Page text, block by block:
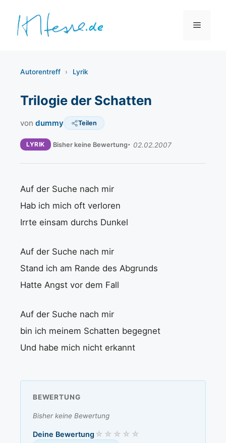
Inhalt
springen
Menü
Autorentreff › Lyrik
Trilogie der Schatten
von dummy Teilen
LYRIK Bisher keine Bewertung 02.02.2007
Auf der Suche nach mir
Hab ich mich oft verloren
Irrte einsam durchs Dunkel
Auf der Suche nach mir
Stand ich am Rande des Abgrunds
Hatte Angst vor dem Fall
Auf der Suche nach mir
bin ich meinem Schatten begegnet
Und habe mich nicht erkannt
BEWERTUNG
Bisher keine Bewertung
Deine Bewertung